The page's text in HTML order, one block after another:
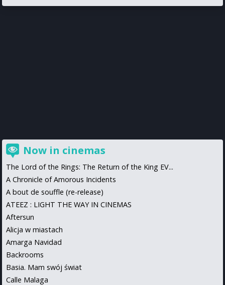
Now in cinemas
The Lord of the Rings: The Return of the King EV...
A Chronicle of Amorous Incidents
A bout de souffle (re-release)
ATEEZ : LIGHT THE WAY IN CINEMAS
Aftersun
Alicja w miastach
Amarga Navidad
Backrooms
Basia. Mam swój świat
Calle Malaga